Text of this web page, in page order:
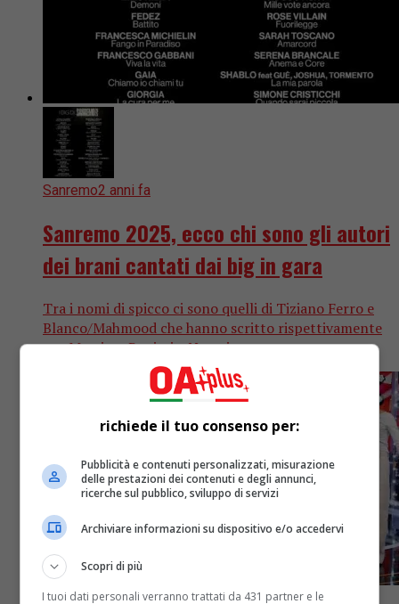
Sanremo2 anni fa
Sanremo 2025, ecco chi sono gli autori
dei brani cantati dai big in gara
Tra i nomi di spicco ci sono quelli di Tiziano Ferro e
Blanco/Mahmood che hanno scritto rispettivamente
per Massimo Ranieri e Noemi
richiede il tuo consenso per:
Pubblicità e contenuti personalizzati, misurazione
delle prestazioni dei contenuti e degli annunci,
ricerche sul pubblico, sviluppo di servizi
Archiviare informazioni su dispositivo e/o accedervi
Scopri di più
I tuoi dati personali verranno trattati da 431 partner e le